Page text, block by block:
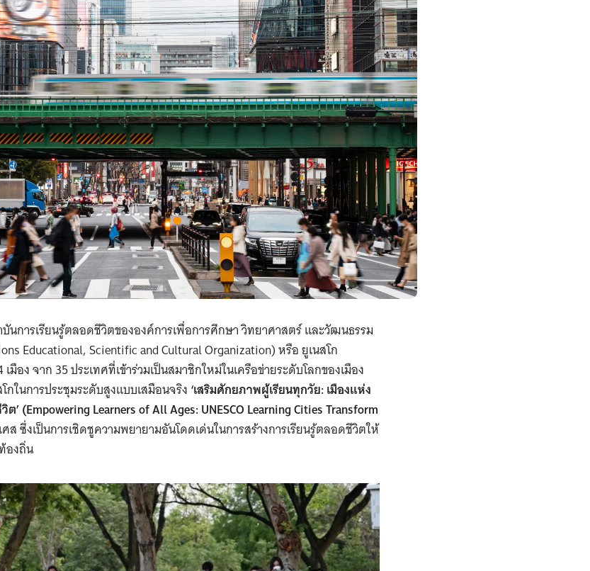
นการเรียนรู้ตลอดชีวิตขององค์การเพื่อการศึกษา วิทยาศาสตร์ และวัฒนธรรม
Educational, Scientific and Cultural Organization) หรือ ยูเนสโก
มือง จาก 35 ประเทศที่เข้าร่วมเป็นสมาชิกใหม่ในเครือข่ายระดับโลกของเมือง
กในการประชุมระดับสูงแบบเสมือนจริง‘เสริมศักยภาพผู้เรียนทุกวัย: เมืองแห่ง
’ (Empowering Learners of All Ages: UNESCO Learning Cities Transform
ส ซึ่งเป็นการเชิดชูความพยายามอันโดดเด่นในการสร้างการเรียนรู้ตลอดชีวิตให้
องถิ่น